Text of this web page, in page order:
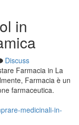
in
Discuss
Farmacia in La
Farmacia è un
farmaceutica.
medicinali-in-